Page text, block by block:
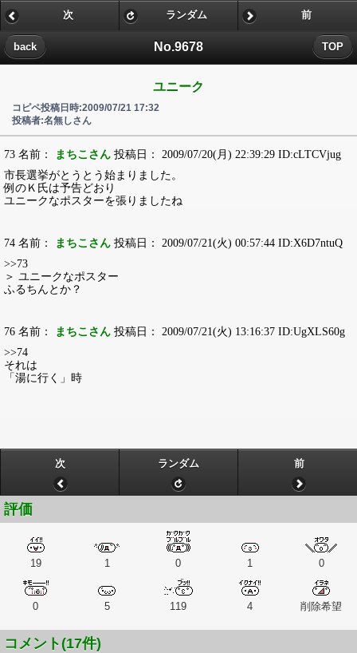
No.9678
back TOP
次 ランダム 前
ユニーク
コピペ投稿日時:2009/07/21 17:32
投稿者:名無しさん
73 名前： まちこさん 投稿日： 2009/07/20(月) 22:39:29 ID:cLTCVjug
市長選挙がとうとう始まりました。
例のＫ氏は予告どおり
ユニークなポスターを張りましたね
74 名前： まちこさん 投稿日： 2009/07/21(火) 00:57:44 ID:X6D7ntuQ
>>73
＞ ユニークなポスター
ふるちんとか？
76 名前： まちこさん 投稿日： 2009/07/21(火) 13:16:37 ID:UgXLS60g
>>74
それは
「湯に行く」時
次 ランダム 前
評価
19 1 0 1 0
0 5 119 4 削除希望
コメント(17件)